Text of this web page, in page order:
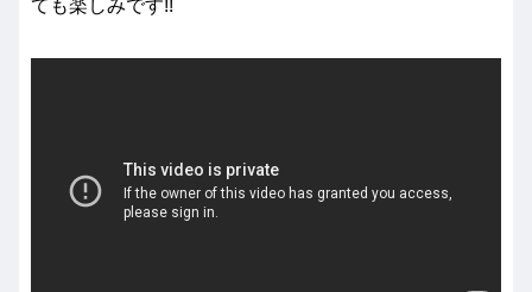
ても楽しみです!!